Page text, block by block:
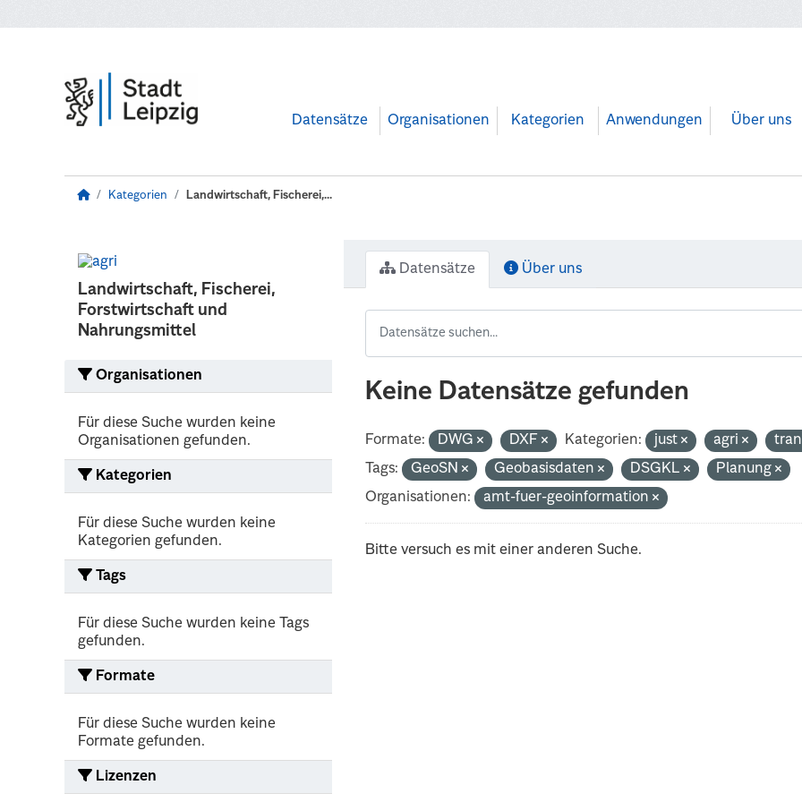
Datensätze Organisationen Kategorien Anwendungen Über uns
Kategorien Landwirtschaft, Fischerei,...
Landwirtschaft, Fischerei,
Forstwirtschaft und
Nahrungsmittel
Organisationen
Für diese Suche wurden keine
Organisationen gefunden.
Kategorien
Für diese Suche wurden keine
Kategorien gefunden.
Tags
Für diese Suche wurden keine Tags
gefunden.
Formate
Für diese Suche wurden keine
Formate gefunden.
Lizenzen
Datensätze Über uns
Keine Datensätze gefunden
Formate: DWG DXF Kategorien: just agri
Tags:
GeoSN Geobasisdaten DSGKL
Planung
Organisationen:
amt-fuer-geoinformation
Bitte versuch es mit einer anderen Suche.